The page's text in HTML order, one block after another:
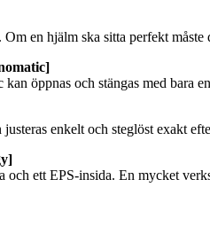
en hjälm ska sitta perfekt
öppnas och stängas med bara
enkelt och steglöst exakt
och ett EPS-insida. En mycket